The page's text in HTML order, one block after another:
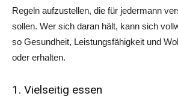
Regeln aufzustellen, die für jedermann
sollen. Wer sich daran hält, kann sich
so Gesundheit, Leistungsfähigkeit und
oder erhalten.
1. Vielseitig essen